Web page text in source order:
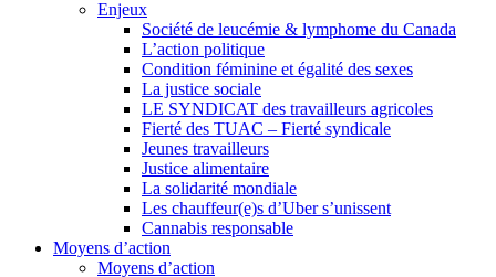
Enjeux
Société de leucémie & lymphome du Canada
L’action politique
Condition féminine et égalité des sexes
La justice sociale
LE SYNDICAT des travailleurs agricoles
Fierté des TUAC – Fierté syndicale
Jeunes travailleurs
Justice alimentaire
La solidarité mondiale
Les chauffeur(e)s d’Uber s’unissent
Cannabis responsable
Moyens d’action
Moyens d’action